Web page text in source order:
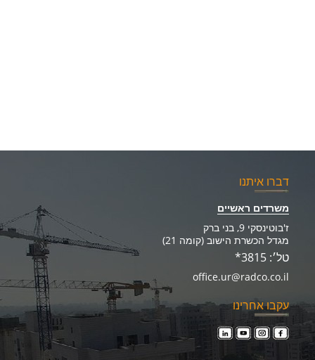
דברו איתנו
משרדים ראשיים
ז'בוטינסקי 9, בני ברק
מגדל הכשרת הישוב (קומה 21)
טל׳: 3815*
office.ur@radco.co.il
עקבו אחרינו